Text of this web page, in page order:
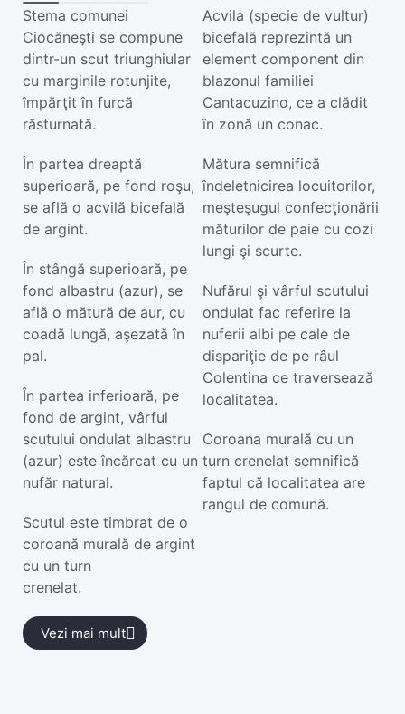
Stema comunei
Ciocăneşti se compune
dintr-un scut triunghiular
cu marginile rotunjite,
împărţit în furcă
răsturnată.
În partea dreaptă
superioară, pe fond roşu,
se află o acvilă bicefală
de argint.
În stângă superioară, pe
fond albastru (azur), se
află o mătură de aur, cu
coadă lungă, aşezată în
pal.
În partea inferioară, pe
fond de argint, vârful
scutului ondulat albastru
(azur) este încărcat cu un
nufăr natural.
Scutul este timbrat de o
coroană murală de argint
cu un turn
crenelat.
Acvila (specie de vultur)
bicefală reprezintă un
element component din
blazonul familiei
Cantacuzino, ce a clădit
în zonă un conac.
Mătura semnifică
îndeletnicirea locuitorilor,
meşteşugul confecţionării
măturilor de paie cu cozi
lungi şi scurte.
Nufărul şi vârful scutului
ondulat fac referire la
nuferii albi pe cale de
dispariţie de pe râul
Colentina ce traversează
localitatea.
Coroana murală cu un
turn crenelat semnifică
faptul că localitatea are
rangul de comună.
Vezi mai mult